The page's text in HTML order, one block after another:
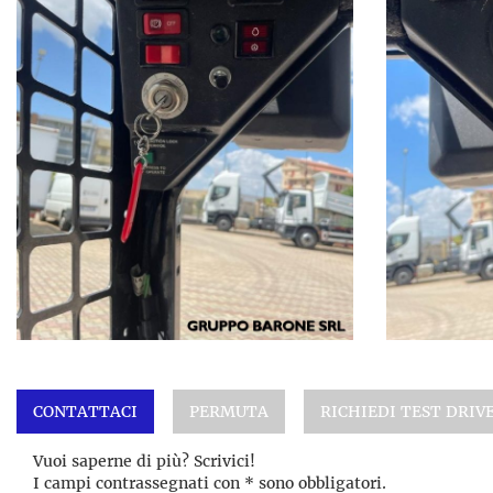
CONTATTACI PERMUTA RICHIEDI TEST
Vuoi saperne di più? Scrivici!
I campi contrassegnati con * sono obbligatori.